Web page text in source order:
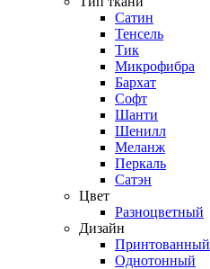
Сатин
Тенсель
Тик
Микрофибра
Бархат
Софт
Шанти
Шенилл
Меланж
Перкаль
Сатэн
Цвет
Разноцветный
Дизайн
Принтованный
Однотонный